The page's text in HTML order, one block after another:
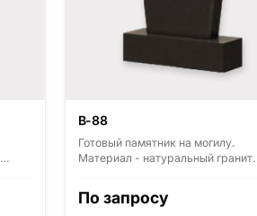
В-88
Готовый памятник на могилу.
Материал - натуральный гранит.
(Россия, Карелия), Дымовский
(Россия, Ленинградская область),
По запросу